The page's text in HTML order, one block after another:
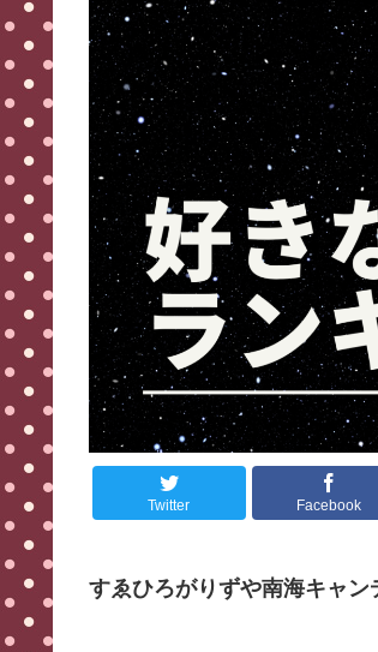
Twitter Facebook
すゑひろがりずや南海キャ